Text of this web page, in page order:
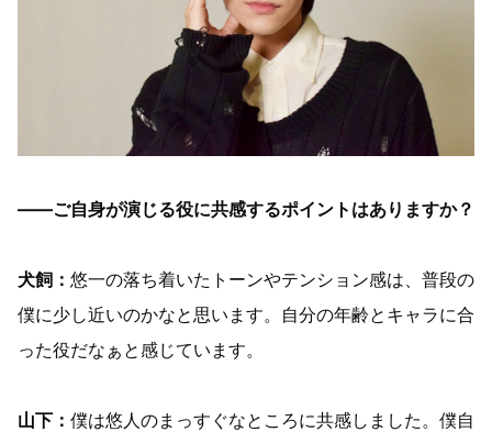
――ご自身が演じる役に共感するポイントはありますか？
犬飼： 悠一の落ち着いたトーンやテンション感は、普段の
僕に少し近いのかなと思います。自分の年齢とキャラに合
った役だなぁと感じています。
山下： 僕は悠人のまっすぐなところに共感しました。僕自